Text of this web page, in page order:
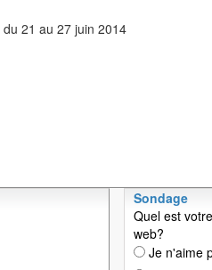
21 au 27 juin 2014
Sondage
Quel est
web?
Je n'aime